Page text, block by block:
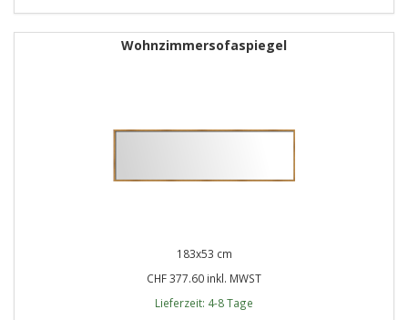
Wohnzimmersofaspiegel
183x53 cm
CHF 377.60 inkl. MWST
Lieferzeit: 4-8 Tage